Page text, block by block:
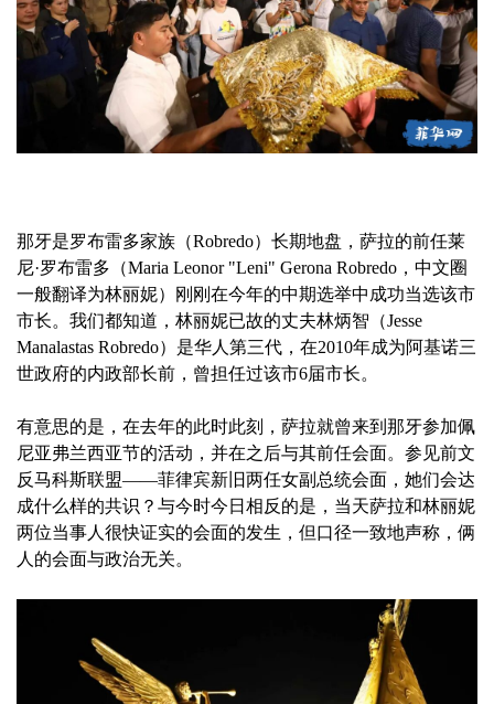
那牙是罗布雷多家族（Robredo）长期地盘，萨拉的前任莱
尼·罗布雷多（Maria Leonor "Leni" Gerona Robredo，中文圈
一般翻译为林丽妮）刚刚在今年的中期选举中成功当选该市
市长。我们都知道，林丽妮已故的丈夫林炳智（Jesse
Manalastas Robredo）是华人第三代，在2010年成为阿基诺三
世政府的内政部长前，曾担任过该市6届市长。
有意思的是，在去年的此时此刻，萨拉就曾来到那牙参加佩
尼亚弗兰西亚节的活动，并在之后与其前任会面。参见前文
反马科斯联盟——菲律宾新旧两任女副总统会面，她们会达
成什么样的共识？与今时今日相反的是，当天萨拉和林丽妮
两位当事人很快证实的会面的发生，但口径一致地声称，俩
人的会面与政治无关。